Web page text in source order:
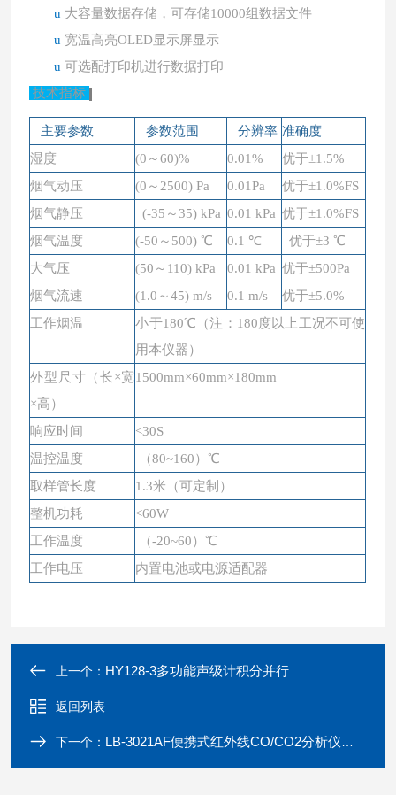
u 大容量数据存储，可存储10000组数据文件
u 宽温高亮OLED显示屏显示
u可选配打印机进行数据打印
技术指标
主要参数 参数范围 分辨率 准确度
湿度
(0～60)% 0.01%
优于±1.5%
烟气动压
(0～2500) Pa 0.01Pa
优于±1.0%FS
烟气静压
(-35～35) kPa 0.01 kPa 优于±1.0%FS
烟气温度
(-50～500) ℃ 0.1 ℃
优于±3 ℃
大气压
(50～110) kPa 0.01 kPa 优于±500Pa
烟气流速
(1.0～45) m/s 0.1 m/s
优于±5.0%
工作烟温
小于180℃（注：180度以上工况不可使
用本仪器）
外型尺寸（长×宽
×高）
1500mm×60mm×180mm
响应时间
<30S
温控温度
（80~160）℃
取样管长度
1.3米（可定制）
整机功耗
<60W
工作温度
（-20~60）℃
工作电压
内置电池或电源适配器
上一个： HY128-3多功能声级计积分并行
返回列表
下一个： LB-3021AF便携式红外线CO/CO2分析仪气体元素